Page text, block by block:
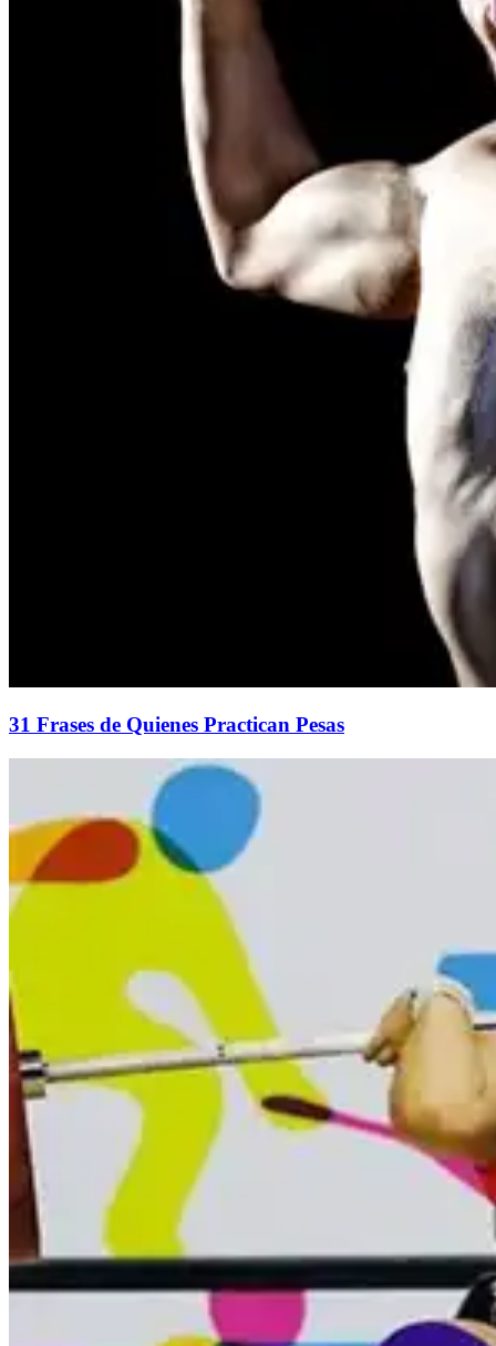
31 Frases de Quienes Practican Pesas